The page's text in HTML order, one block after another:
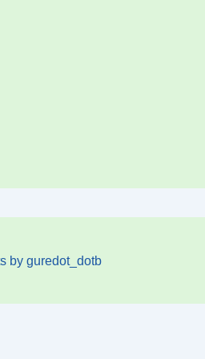
by guredot_dotb